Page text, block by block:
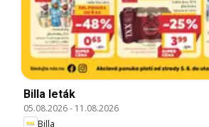
Billa leták
05.08.2026- 11.08.2026
Billa